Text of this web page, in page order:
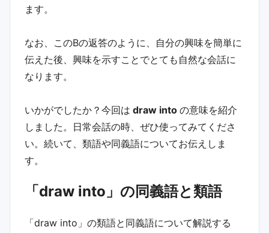
ます。
なお、このBの返答のように、自分の興味を簡単に
伝えた後、興味を示すことでとても自然な会話に
なります。
いかがでしたか？今回は draw into の意味を紹介
しました。日常会話の時、ぜひ使ってみてくださ
い。続いて、類語や同義語についてお伝えしま
す。
「draw into」の同義語と類語
「draw into」の類語と同義語について解説する